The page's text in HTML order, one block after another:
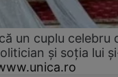
un cuplu celebru
și soția lui